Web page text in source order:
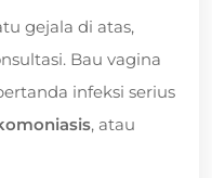
gejala di atas,
Bau vagina
infeksi serius
, atau